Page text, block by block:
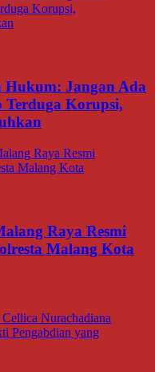
Hukum: Jangan Ada
Terduga Korupsi,
Raya Resmi
Malang Kota